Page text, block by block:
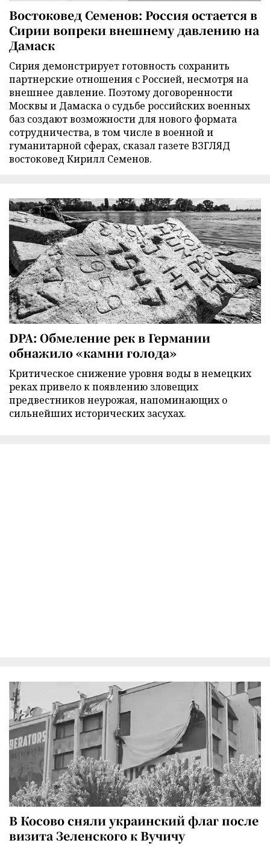
Востоковед Семенов: Россия остается в
Сирии вопреки внешнему давлению на
Дамаск
Сирия демонстрирует готовность сохранить
партнерские отношения с Россией, несмотря на
внешнее давление. Поэтому договоренности
Москвы и Дамаска о судьбе российских военных
баз создают возможности для нового формата
сотрудничества, в том числе в военной и
гуманитарной сферах, сказал газете ВЗГЛЯД
востоковед Кирилл Семенов.
DPA: Обмеление рек в Германии
обнажило «камни голода»
Критическое снижение уровня воды в немецких
реках привело к появлению зловещих
предвестников неурожая, напоминающих о
сильнейших исторических засухах.
В Косово сняли украинский флаг после
визита Зеленского к Вучичу